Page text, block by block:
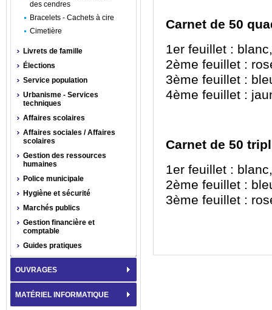
Carnet de 50
1er feuillet : blanc,
2ème feuillet :
3ème feuillet :
4ème feuillet :
Carnet de 50
1er feuillet : blanc,
2ème feuillet :
3ème feuillet :
des cendres
Bracelets - Cachets à cire
Cimetière
Livrets de famille
Élections
Service population
Urbanisme - Services
techniques
Affaires scolaires
Affaires sociales / Affaires
scolaires
Gestion des ressources
humaines
Police municipale
Hygiène et sécurité
Marchés publics
Gestion financière et
comptable
Guides pratiques
OUVRAGES
MATÉRIEL INFORMATIQUE